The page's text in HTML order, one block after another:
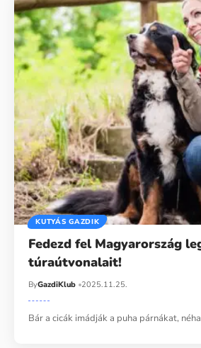
KUTYÁS GAZDIK
Fedezd fel Magyarország
túraútvonalait!
ByGazdiKlub 2025.11.25.
Bár a cicák imádják a puha párnákat,